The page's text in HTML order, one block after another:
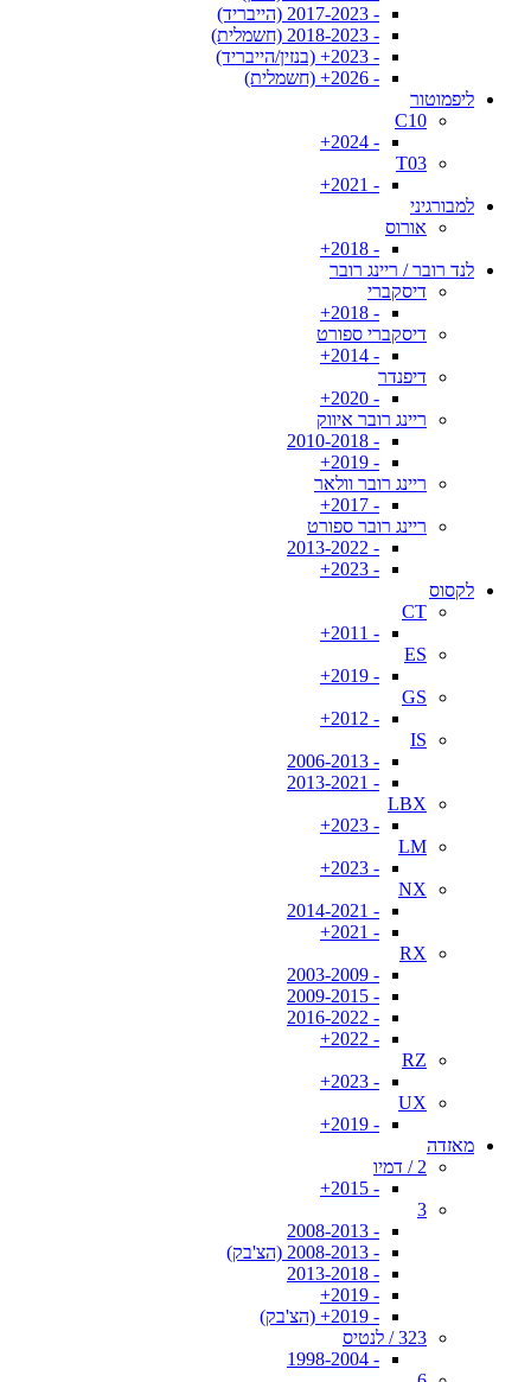
- 2017-2023 (הייבריד)
- 2018-2023 (חשמלית)
- 2023+ (בנזין/הייבריד)
- 2026+ (חשמלית)
ליפמוטור
C10
- 2024+
T03
- 2021+
למבורגיני
אורוס
- 2018+
לנד רובר / ריינג רובר
דיסקברי
- 2018+
דיסקברי ספורט
- 2014+
דיפנדר
- 2020+
ריינג רובר איווק
- 2010-2018
- 2019+
ריינג רובר וולאר
- 2017+
ריינג רובר ספורט
- 2013-2022
- 2023+
לקסוס
CT
- 2011+
ES
- 2019+
GS
- 2012+
IS
- 2006-2013
- 2013-2021
LBX
- 2023+
LM
- 2023+
NX
- 2014-2021
- 2021+
RX
- 2003-2009
- 2009-2015
- 2016-2022
- 2022+
RZ
- 2023+
UX
- 2019+
מאזדה
2 / דמיו
- 2015+
3
- 2008-2013
- 2008-2013 (הצ'בק)
- 2013-2018
- 2019+
- 2019+ (הצ'בק)
323 / לנטיס
- 1998-2004